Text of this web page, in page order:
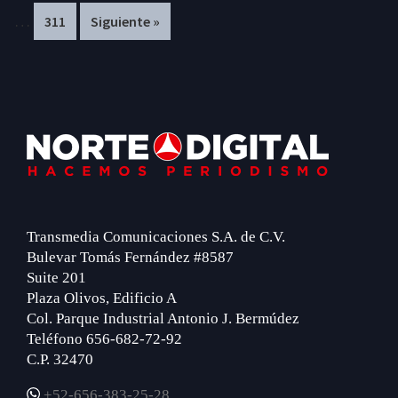
omitted
… Page
311 Siguiente »
Footer
Transmedia Comunicaciones S.A. de C.V.
Bulevar Tomás Fernández #8587
Suite 201
Plaza Olivos, Edificio A
Col. Parque Industrial Antonio J. Bermúdez
Teléfono 656-682-72-92
C.P. 32470